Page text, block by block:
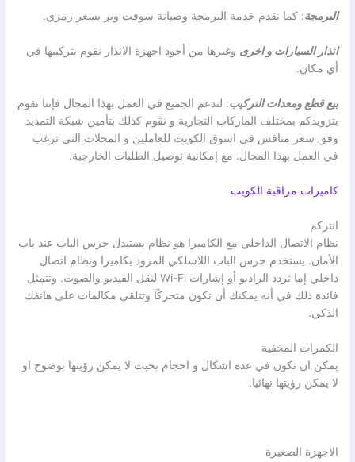
البرمجة: كما نقدم خدمة البرمجة وصيانة سوفت وير بسعر رمزي.
انذار السيارات و اخرى وغيرها من أجود اجهزة الانذار نقوم بتركيبها في
أي مكان.
بيع قطع ومعدات التركيب: لندعم الجميع في العمل بهذا المجال فإننا نقوم
بتزويدكم بمختلف الماركات التجارية و نقوم كذلك بتأمين شبكة التمديد
وفق سعر منافس في اسوق الكويت للعاملين و المحلات التي ترغب
في العمل بهذا المجال. مع إمكانية توصيل الطلبات الخارجية.
كاميرات مراقبة الكويت
انتركم
نظام الاتصال الداخلي مع الكاميرا هو نظام يستبدل جرس الباب عند باب
الأمان. يستخدم جرس الباب اللاسلكي المزود بكاميرا ونظام اتصال
داخلي إما تردد الراديو أو إشارات Wi-Fi لنقل الفيديو والصوت. وتتمثل
فائدة ذلك في أنه يمكنك أن تكون متحركًا وتتلقى مكالمات على هاتفك
الذكي.
الكمرات المخفية
يمكن ان تكون في عدة اشكال و احجام بحيث لا يمكن رؤيتها بوضوح او
لا يمكن رؤيتها نهائيا.
الاجهزة الصغيرة